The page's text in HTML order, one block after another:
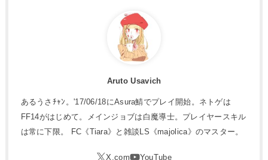
Aruto Usavich
あるうさﾁｬﾝ。'17/06/18にAsura鯖でプレイ開始。ネトゲは
FF14がはじめて。メインジョブは白魔導士。プレイヤースキル
は常に下限。 FC《Tiara》と雑談LS《majolica》のマスター。